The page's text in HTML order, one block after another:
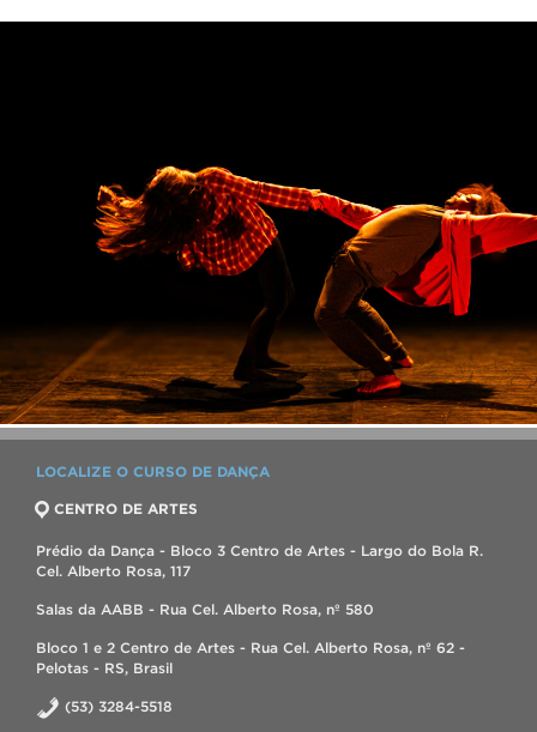
LOCALIZE O CURSO DE DANÇA
CENTRO DE ARTES
Prédio da Dança - Bloco 3 Centro de Artes - Largo do Bola R.
Cel. Alberto Rosa, 117
Salas da AABB - Rua Cel. Alberto Rosa, nº 580
Bloco 1 e 2 Centro de Artes - Rua Cel. Alberto Rosa, nº 62 -
Pelotas - RS, Brasil
(53) 3284-5518